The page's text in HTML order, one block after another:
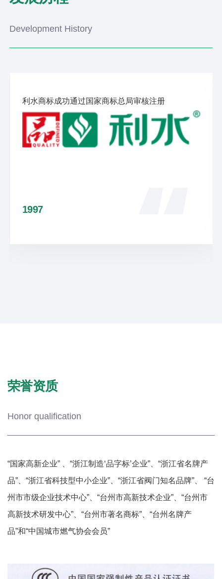
Development History
利水商标成功通过国家商标总局审核注册
1997
荣誉资质
Honor qualification
“国家高新企业” 、“浙江制造‘品字标’企业”、“浙江省名牌产
品”、“浙江省科技型中小企业”、“浙江省阀门知名品牌”、 “台
州市市级企业技术中心”、“台州市高新技术企业”、“台州市
高新技术研发中心”、“台州市著名商标”、“台州名牌产
品”和“中国城市燃气协会会员”